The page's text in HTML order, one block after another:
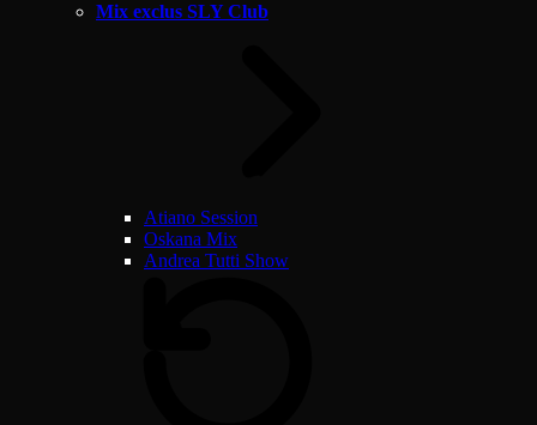
Mix exclus SLY Club
Atiano Session
Oskana Mix
Andrea Tutti Show